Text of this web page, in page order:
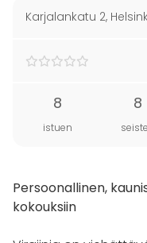
Karjalankatu 2,
8
istuen
8
Persoonallinen,
kokouksiin